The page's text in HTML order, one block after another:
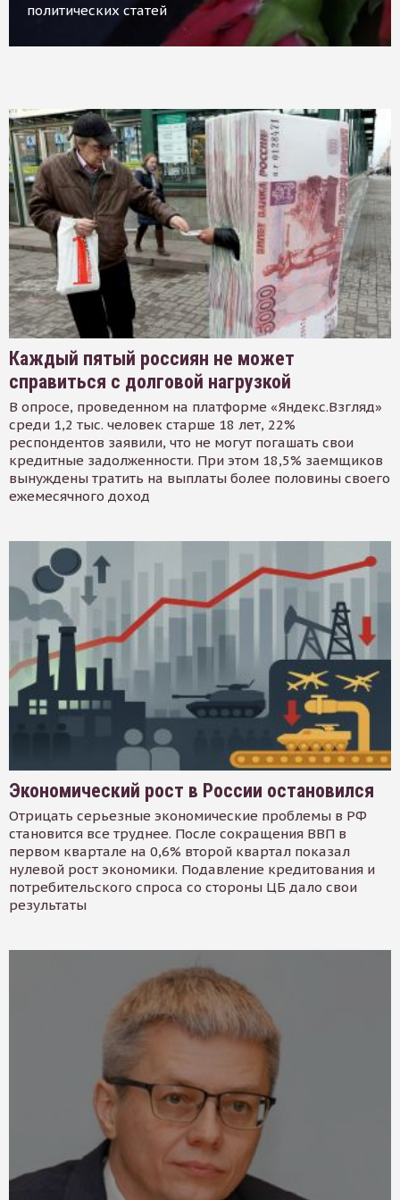
политических статей
Каждый пятый россиян не может
справиться с долговой нагрузкой
В опросе, проведенном на платформе «Яндекс.Взгляд»
среди 1,2 тыс. человек старше 18 лет, 22%
респондентов заявили, что не могут погашать свои
кредитные задолженности. При этом 18,5% заемщиков
вынуждены тратить на выплаты более половины своего
ежемесячного доход
Экономический рост в России остановился
Отрицать серьезные экономические проблемы в РФ
становится все труднее. После сокращения ВВП в
первом квартале на 0,6% второй квартал показал
нулевой рост экономики. Подавление кредитования и
потребительского спроса со стороны ЦБ дало свои
результаты